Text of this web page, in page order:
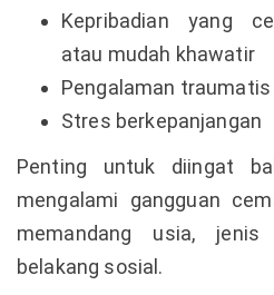
Kepribadian yang
atau mudah khawatir
Pengalaman
Stres berkepanjangan
Penting untuk diingat
mengalami gangguan
memandang usia,
belakang sosial.